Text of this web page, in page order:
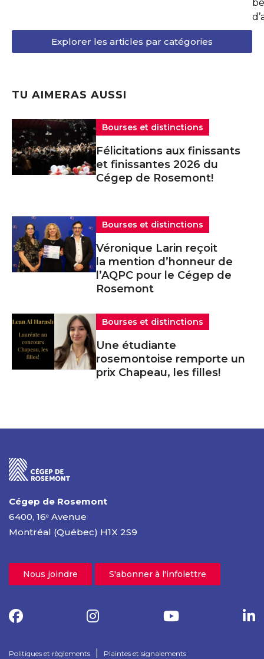
Explorer les articles par catégories
TU AIMERAS AUSSI
Bourses et distinctions
Félicitations aux finissants
et finissantes 2026 du
Cégep de Rosemont!
Bourses et distinctions
Véronique Larin reçoit
la mention d’honneur de
l’AQPC pour le Cégep de
Rosemont
Bourses et distinctions
Une étudiante
rosemontoise remporte un
prix Chapeau, les filles!
Cégep de Rosemont
6400, 16e Avenue
Montréal (Québec) H1X 2S9
Nous joindre S'abonner à l'infolettre
Politiques et règlements Plaintes et signalements